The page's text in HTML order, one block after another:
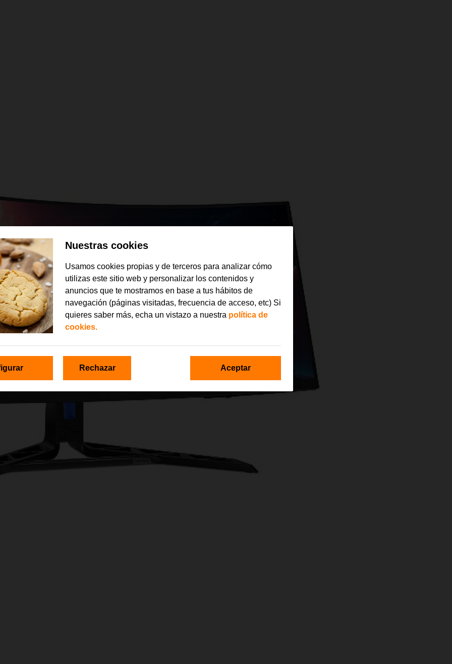
Nuestras cookies
Usamos cookies propias y de terceros para analizar cómo
utilizas este sitio web y personalizar los contenidos y
anuncios que te mostramos en base a tus hábitos de
navegación (páginas visitadas, frecuencia de acceso, etc) Si
quieres saber más, echa un vistazo a nuestra política de
cookies.
Rechazar Aceptar